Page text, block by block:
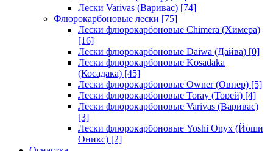
Лески Varivas (Варивас) [74]
Флюрокарбоновые лески [75]
Лески флюрокарбоновые Chimera (Химера)
[16]
Лески флюрокарбоновые Daiwa (Дайва) [0]
Лески флюрокарбоновые Kosadaka
(Косадака) [45]
Лески флюрокарбоновые Owner (Овнер) [5]
Лески флюрокарбоновые Toray (Торей) [4]
Лески флюрокарбоновые Varivas (Варивас)
[3]
Лески флюрокарбоновые Yoshi Onyx (Йоши
Оникс) [2]